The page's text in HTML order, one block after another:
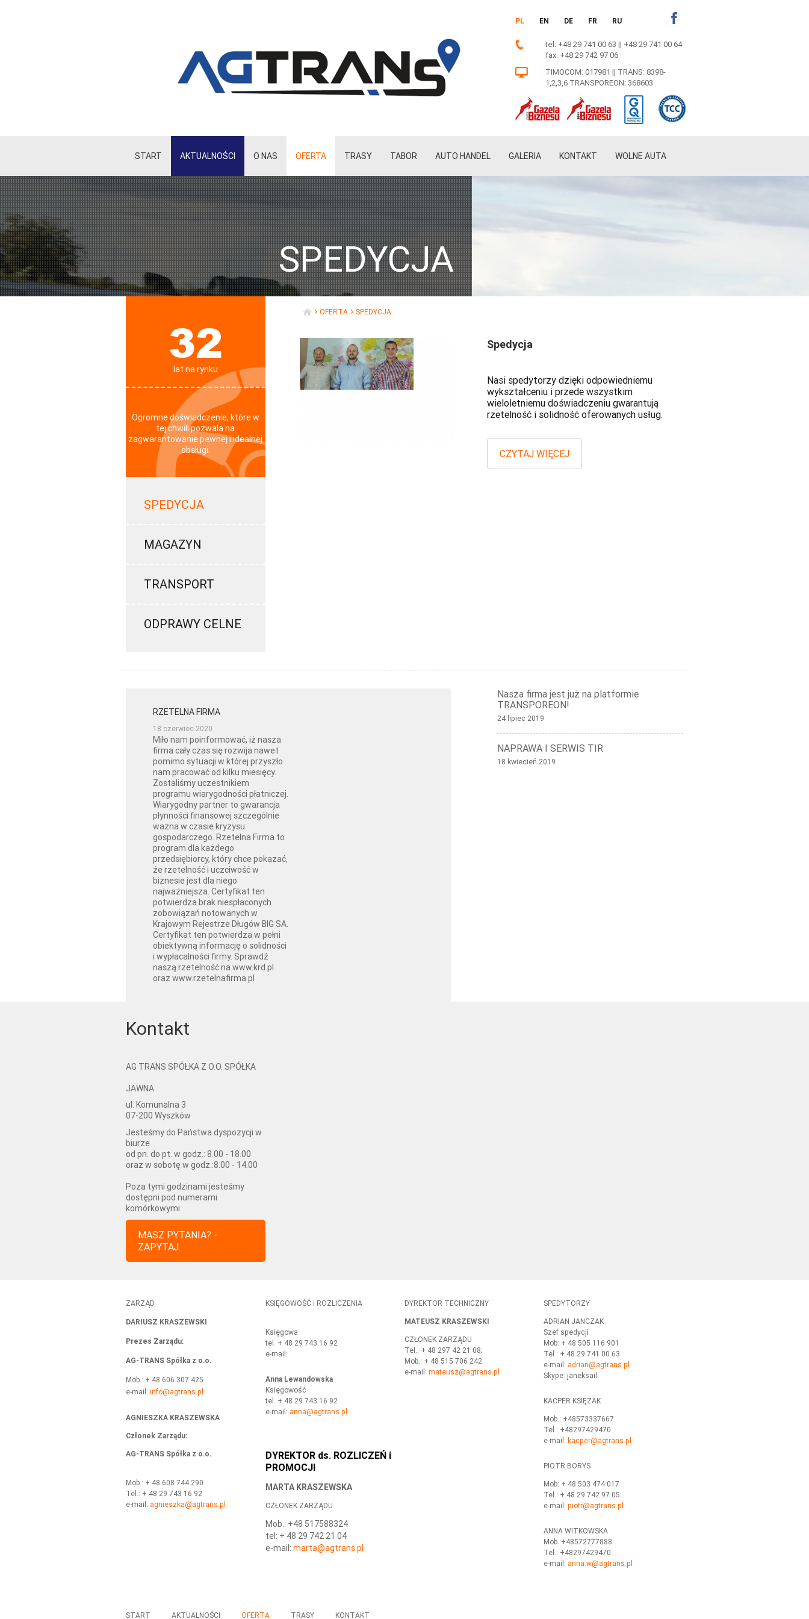
PL EN DE FR RU
tel: +48 29 741 00 63 || +48 29 741 00 64
fax: +48 29 742 97 06
TIMOCOM: 017981 || TRANS: 8398-
1,2,3,6 TRANSPOREON: 368603
START AKTUALNOŚCI O NAS OFERTA TRASY TABOR AUTO HANDEL GALERIA KONTAKT WOLNE AUTA
SPEDYCJA
32
lat na rynku
Ogromne doświadczenie, które w
tej chwili pozwala na
zagwarantowanie pewnej i idealnej
obsługi.
SPEDYCJA
MAGAZYN
TRANSPORT
ODPRAWY CELNE
OFERTA SPEDYCJA
Spedycja
Nasi spedytorzy dzięki odpowiedniemu
wykształceniu i przede wszystkim
wieloletniemu doświadczeniu gwarantują
rzetelność i solidność oferowanych usług.
CZYTAJ WIĘCEJ
RZETELNA FIRMA
18 czerwiec 2020
Miło nam poinformować, iż nasza
firma cały czas się rozwija nawet
pomimo sytuacji w której przyszło
nam pracować od kilku miesięcy.
Zostaliśmy uczestnikiem
programu wiarygodności płatniczej.
Wiarygodny partner to gwarancja
płynności finansowej szczególnie
ważna w czasie kryzysu
gospodarczego. Rzetelna Firma to
program dla każdego
przedsiębiorcy, który chce pokazać,
że rzetelność i uczciwość w
biznesie jest dla niego
najważniejsza. Certyfikat ten
potwierdza brak niespłaconych
zobowiązań notowanych w
Krajowym Rejestrze Długów BIG SA.
Certyfikat ten potwierdza w pełni
obiektywną informację o solidności
i wypłacalności firmy. Sprawdź
naszą rzetelność na www.krd.pl
oraz www.rzetelnafirma.pl
Nasza firma jest już na platformie
TRANSPOREON!
24 lipiec 2019
NAPRAWA I SERWIS TIR
18 kwiecień 2019
Kontakt
AG TRANS SPÓŁKA Z O.O. SPÓŁKA
JAWNA
ul. Komunalna 3
07-200 Wyszków
Jesteśmy do Państwa dyspozycji w
biurze
od pn. do pt. w godz.: 8.00 - 18.00
oraz w sobotę w godz.:8.00 - 14.00
Poza tymi godzinami jesteśmy
dostępni pod numerami
komórkowymi
MASZ PYTANIA? -
ZAPYTAJ.
ZARZĄD
DARIUSZ KRASZEWSKI
Prezes Zarządu:
AG-TRANS Spółka z o.o.
Mob.: + 48 606 307 425
e-mail:info@agtrans.pl
AGNIESZKA KRASZEWSKA
Członek Zarządu:
AG-TRANS Spółka z o.o.
Mob.: + 48 608 744 290
Tel.: + 48 29 743 16 92
e-mail: agnieszka@agtrans.pl
KSIĘGOWOŚĆ i ROZLICZENIA
Księgowa
tel. + 48 29 743 16 92
e-mail:
Anna Lewandowska
Księgowość
tel. + 48 29 743 16 92
e-mail: anna@agtrans.pl
DYREKTOR ds. ROZLICZEŃ i
PROMOCJI
MARTA KRASZEWSKA
CZŁONEK ZARZĄDU
Mob.: +48 517588324
tel: + 48 29 742 21 04
e-mail: marta@agtrans.pl
DYREKTOR TECHNICZNY
MATEUSZ KRASZEWSKI
CZŁONEK ZARZĄDU
Tel.: + 48 297 42 21 08;
Mob.: + 48 515 706 242
e-mail: mateusz@agtrans.pl
START AKTUALNOŚCI OFERTA TRASY KONTAKT
SPEDYTORZY
ADRIAN JANCZAK
Szef spedycji
Mob: + 48 505 116 901
Tel.: + 48 29 741 00 63
e-mail: adrian@agtrans.pl
Skype: janeksail
KACPER KSIĘŻAK
Mob.: +48573337667
Tel.: +48297429470
e-mail: kacper@agtrans.pl
PIOTR BORYS
Mob: + 48 503 474 017
Tel.: + 48 29 742 97 05
e-mail:piotr@agtrans.pl
ANNA WITKOWSKA
Mob.:+48572777888
Tel.: +48297429470
e-mail: anna.w@agtrans.pl